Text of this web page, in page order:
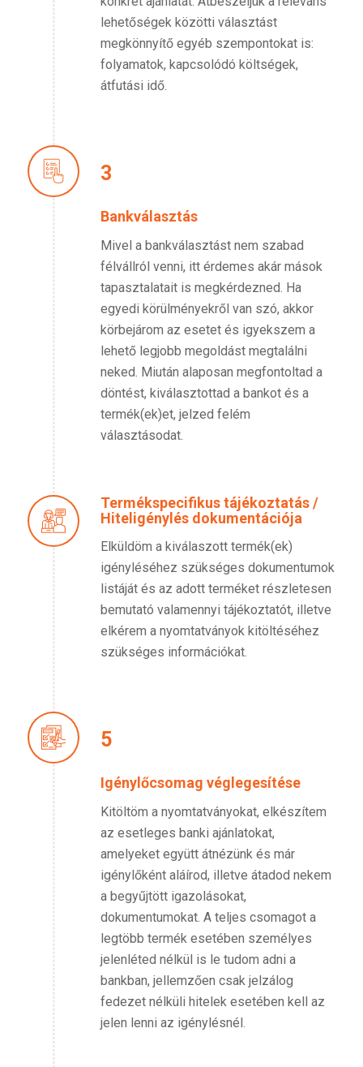
lehetőségek közötti választást
megkönnyítő egyéb szempontokat is:
folyamatok, kapcsolódó költségek,
átfutási idő.
3
Bankválasztás
Mivel a bankválasztást nem szabad
félvállról venni, itt érdemes akár mások
tapasztalatait is megkérdezned. Ha
egyedi körülményekről van szó, akkor
körbejárom az esetet és igyekszem a
lehető legjobb megoldást megtalálni
neked. Miután alaposan megfontoltad a
döntést, kiválasztottad a bankot és a
termék(ek)et, jelzed felém
választásodat.
Termékspecifikus tájékoztatás /
Hiteligénylés dokumentációja
Elküldöm a kiválaszott termék(ek)
igényléséhez szükséges dokumentumok
listáját és az adott terméket részletesen
bemutató valamennyi tájékoztatót, illetve
elkérem a nyomtatványok kitöltéséhez
szükséges információkat.
5
Igénylőcsomag véglegesítése
Kitöltöm a nyomtatványokat, elkészítem
az esetleges banki ajánlatokat,
amelyeket együtt átnézünk és már
igénylőként aláírod, illetve átadod nekem
a begyűjtött igazolásokat,
dokumentumokat. A teljes csomagot a
legtöbb termék esetében személyes
jelenléted nélkül is le tudom adni a
bankban, jellemzően csak jelzálog
fedezet nélküli hitelek esetében kell az
jelen lenni az igénylésnél.